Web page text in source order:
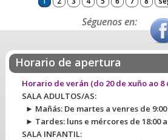
Séguenos en:
Horario de apertura
Horario de verán (do 20 de xuño ao
SALA ADULTOS/AS:
► Mañás: De martes a venres de 9:00
► Tardes: luns e mércores de 18:00 a
SALA INFANTIL: